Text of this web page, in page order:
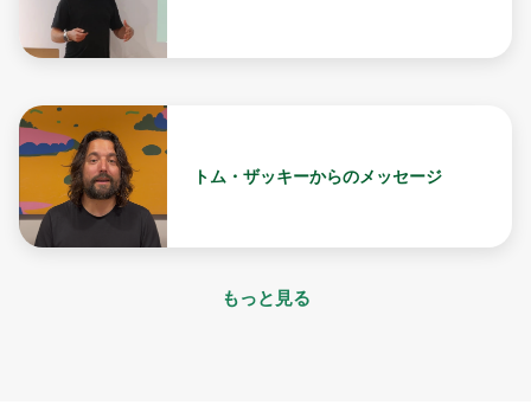
トム・ザッキーからのメッセージ
もっと見る